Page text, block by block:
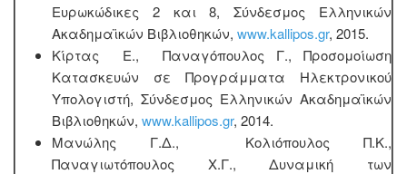
Ευρωκώδικες 2 και 8, Σύνδεσμος Ελληνικών
Ακαδημαϊκών Βιβλιοθηκών, www.kallipos.gr, 2015.
Κίρτας Ε., Παναγόπουλος Γ., Προσομοίωση
Κατασκευών σε Προγράμματα Ηλεκτρονικού
Υπολογιστή, Σύνδεσμος Ελληνικών Ακαδημαϊκών
Βιβλιοθηκών, www.kallipos.gr, 2014.
Μανώλης Γ.Δ., Κολιόπουλος Π.Κ.,
Παναγιωτόπουλος Χ.Γ., Δυναμική των